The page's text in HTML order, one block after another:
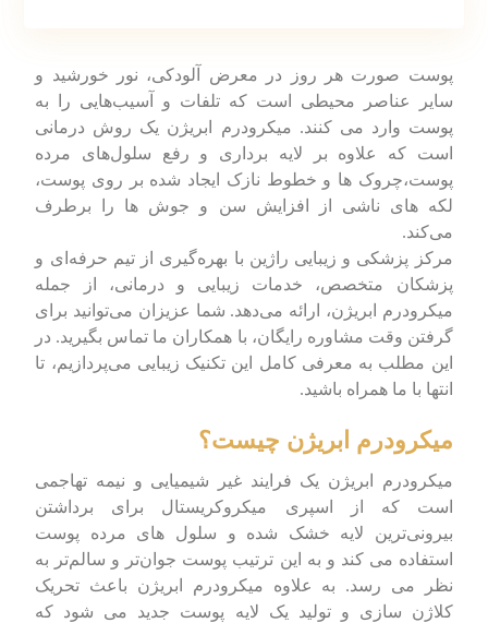
پوست صورت هر روز در معرض آلودکی، نور خورشید و
سایر عناصر محیطی است که تلفات و آسیب‌هایی را به
پوست وارد می کنند. میکرودرم ابریژن یک روش درمانی
است که علاوه بر لایه برداری و رفع سلول‌های مرده
پوست،چروک ها و خطوط نازک ایجاد شده بر روی پوست،
لکه های ناشی از افزایش سن و جوش ها را برطرف
می‌کند.
مرکز پزشکی و زیبایی راژین با بهره‌گیری از تیم حرفه‌ای و
پزشکان متخصص، خدمات زیبایی و درمانی، از جمله
میکرودرم ابریژن، ارائه می‌دهد. شما عزیزان می‌توانید برای
گرفتن وقت مشاوره رایگان، با همکاران ما تماس بگیرید. در
این مطلب به معرفی کامل این تکنیک زیبایی می‌پردازیم، تا
انتها با ما همراه باشید.
میکرودرم ابریژن چیست؟
میکرودرم ابریژن یک فرایند غیر شیمیایی و نیمه تهاجمی
است که از اسپری میکروکریستال برای برداشتن
بیرونی‌ترین لایه خشک شده و سلول های مرده پوست
استفاده می کند و به این ترتیب پوست جوان‌تر و سالم‌تر به
نظر می رسد. به علاوه میکرودرم ابریژن باعث تحریک
کلاژن سازی و تولید یک لایه پوست جدید می شود که